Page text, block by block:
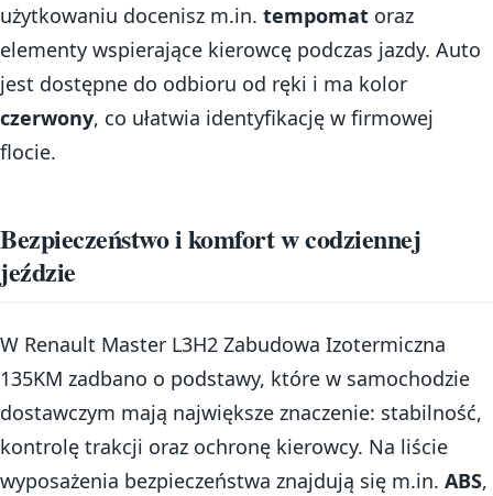
użytkowaniu docenisz m.in. tempomat oraz
elementy wspierające kierowcę podczas jazdy. Auto
jest dostępne do odbioru od ręki i ma kolor
czerwony, co ułatwia identyfikację w firmowej
flocie.
Bezpieczeństwo i komfort w codziennej
jeździe
W Renault Master L3H2 Zabudowa Izotermiczna
135KM zadbano o podstawy, które w samochodzie
dostawczym mają największe znaczenie: stabilność,
kontrolę trakcji oraz ochronę kierowcy. Na liście
wyposażenia bezpieczeństwa znajdują się m.in. ABS,